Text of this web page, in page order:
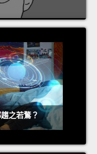
之若鶩？